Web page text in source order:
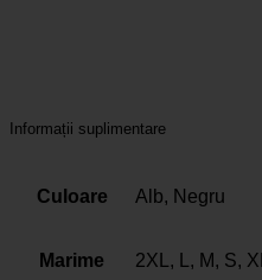
Informații suplimentare
Culoare Alb, Negru
Marime 2XL, L, M, S, XL